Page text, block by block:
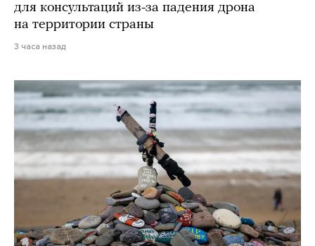
для консультаций из-за падения дрона
на территории страны
3 часа назад